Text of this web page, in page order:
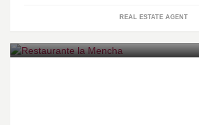
REAL ESTATE AGENT